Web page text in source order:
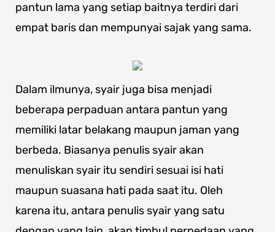
pantun lama yang setiap baitnya terdiri dari
empat baris dan mempunyai sajak yang sama.
Dalam ilmunya, syair juga bisa menjadi
beberapa perpaduan antara pantun yang
memiliki latar belakang maupun jaman yang
berbeda. Biasanya penulis syair akan
menuliskan syair itu sendiri sesuai isi hati
maupun suasana hati pada saat itu. Oleh
karena itu, antara penulis syair yang satu